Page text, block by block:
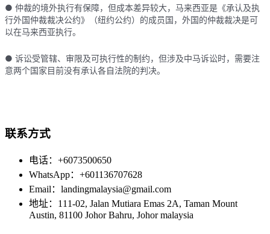
● 仲裁的境外执行有保障，但成本差异较大，马来西亚是《承认及执
行外国仲裁裁决公约》（纽约公约）的成员国，外国的仲裁裁决是可
以在马来西亚执行。
● 诉讼受管辖、审限及可执行性的制约，但涉及中马诉讼时，需要注
意两个国家目前没有承认各自法院的判决。
联系方式
电话：+6073500650
WhatsApp：+601136707628
Email：landingmalaysia@gmail.com
地址：111-02, Jalan Mutiara Emas 2A, Taman Mount
Austin, 81100 Johor Bahru, Johor malaysia